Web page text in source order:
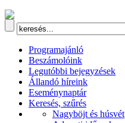
Programajánló
Beszámolóink
Legutóbbi bejegyzések
Állandó híreink
Eseménynaptár
Keresés, szűrés
Nagyböjt és húsvét